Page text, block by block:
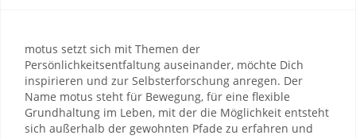
motus setzt sich mit Themen der
Persönlichkeitsentfaltung auseinander, möchte Dich
inspirieren und zur Selbsterforschung anregen. Der
Name motus steht für Bewegung, für eine flexible
Grundhaltung im Leben, mit der die Möglichkeit entsteht
sich außerhalb der gewohnten Pfade zu erfahren und